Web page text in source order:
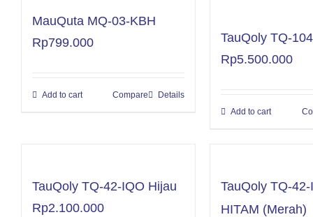
MauQuta MQ-03-KBH
Rp799.000
Add to cart Details
Compare
TauQoly TQ-
Rp5.500.000
Add to cart
TauQoly TQ-42-IQO Hijau
Rp2.100.000
TauQoly TQ-
HITAM (Merah)